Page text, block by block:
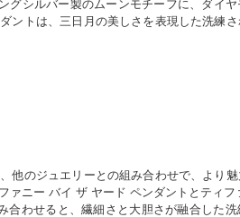
グシルバー製のムーンモチーフに、ダイ
ントは、三日月の美しさを表現した洗練
他のジュエリーとの組み合わせで、より
ァニー バイ ザ ヤード ペンダントとティフ
合わせると、繊細さと大胆さが融合した